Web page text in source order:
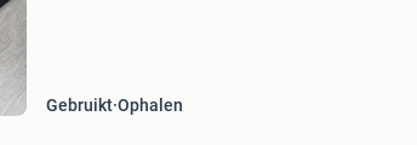
Gebruikt Ophalen